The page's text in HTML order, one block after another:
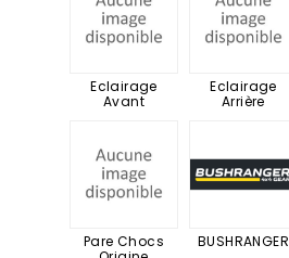
Eclairage
Avant
Eclairage
Arrière
Pare Chocs
BUSHRANGER